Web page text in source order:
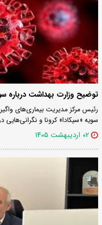
توضیح وزارت بهداشت درباره
رئیس مرکز مدیریت بیماری‌های
سویه «سیکادا» کرونا و نگرانی‌هایی در
۰۲ اردیبهشت ۱۴۰۵